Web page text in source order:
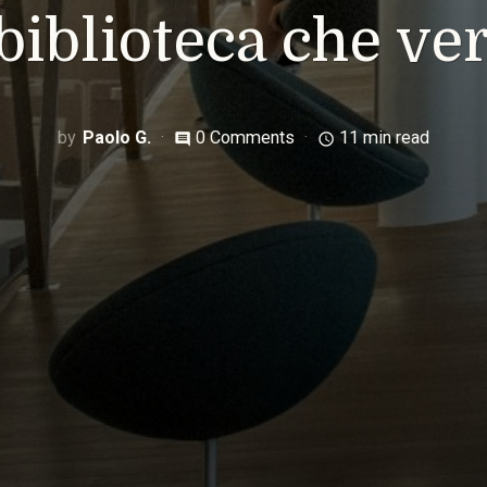
che
Paolo G. comment 0 Comments access_time 11 min read